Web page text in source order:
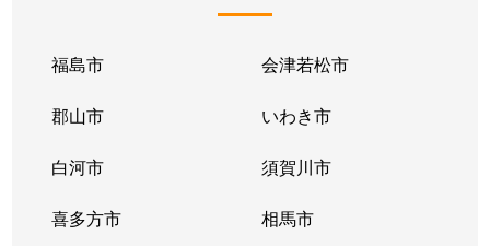
福島市 会津若松市
郡山市 いわき市
白河市 須賀川市
喜多方市 相馬市